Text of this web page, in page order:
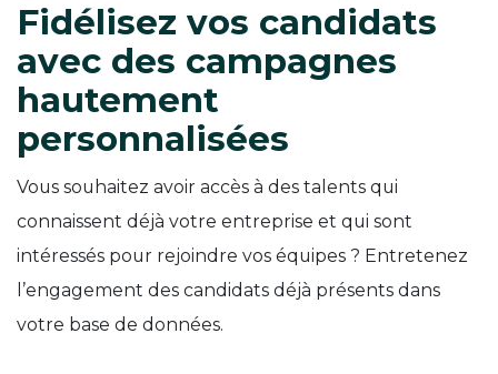
Fidélisez vos candidats
avec des campagnes
hautement
personnalisées
Vous souhaitez avoir accès à des talents qui
connaissent déjà votre entreprise et qui sont
intéressés pour rejoindre vos équipes ? Entretenez
l’engagement des candidats déjà présents dans
votre base de données.